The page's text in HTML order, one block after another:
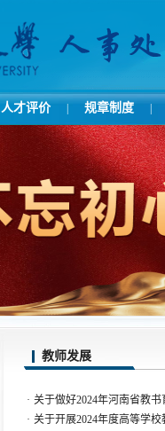
人才评价 规章制度
教师发展
· 关于做好2024年河南省教
· 关于开展2024年度高等学